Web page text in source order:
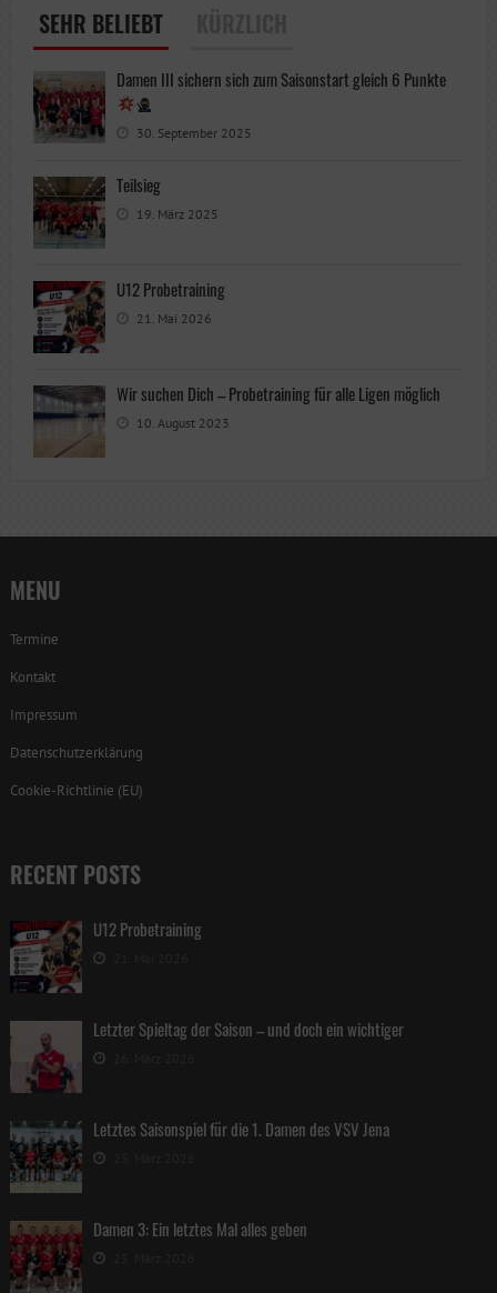
SEHR BELIEBT
Damen III sichern sich zum Saisonstart gleich 6 Punkte
30. September 2025
Teilsieg
19. März 2025
U12 Probetraining
21. Mai 2026
Wir suchen Dich – Probetraining für alle Ligen möglich
10. August 2023
MENU
Termine
Kontakt
Impressum
Datenschutzerklärung
Cookie-Richtlinie (EU)
RECENT POSTS
U12 Probetraining
Letzter Spieltag der Saison – und doch ein wichtiger
Letztes Saisonspiel für die 1. Damen des VSV Jena
Damen 3: Ein letztes Mal alles geben